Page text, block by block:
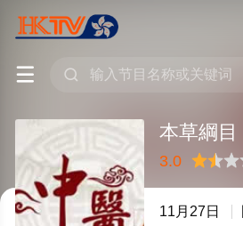
 
本草綱目
3.0
很差較差還行推薦力薦
11月27日